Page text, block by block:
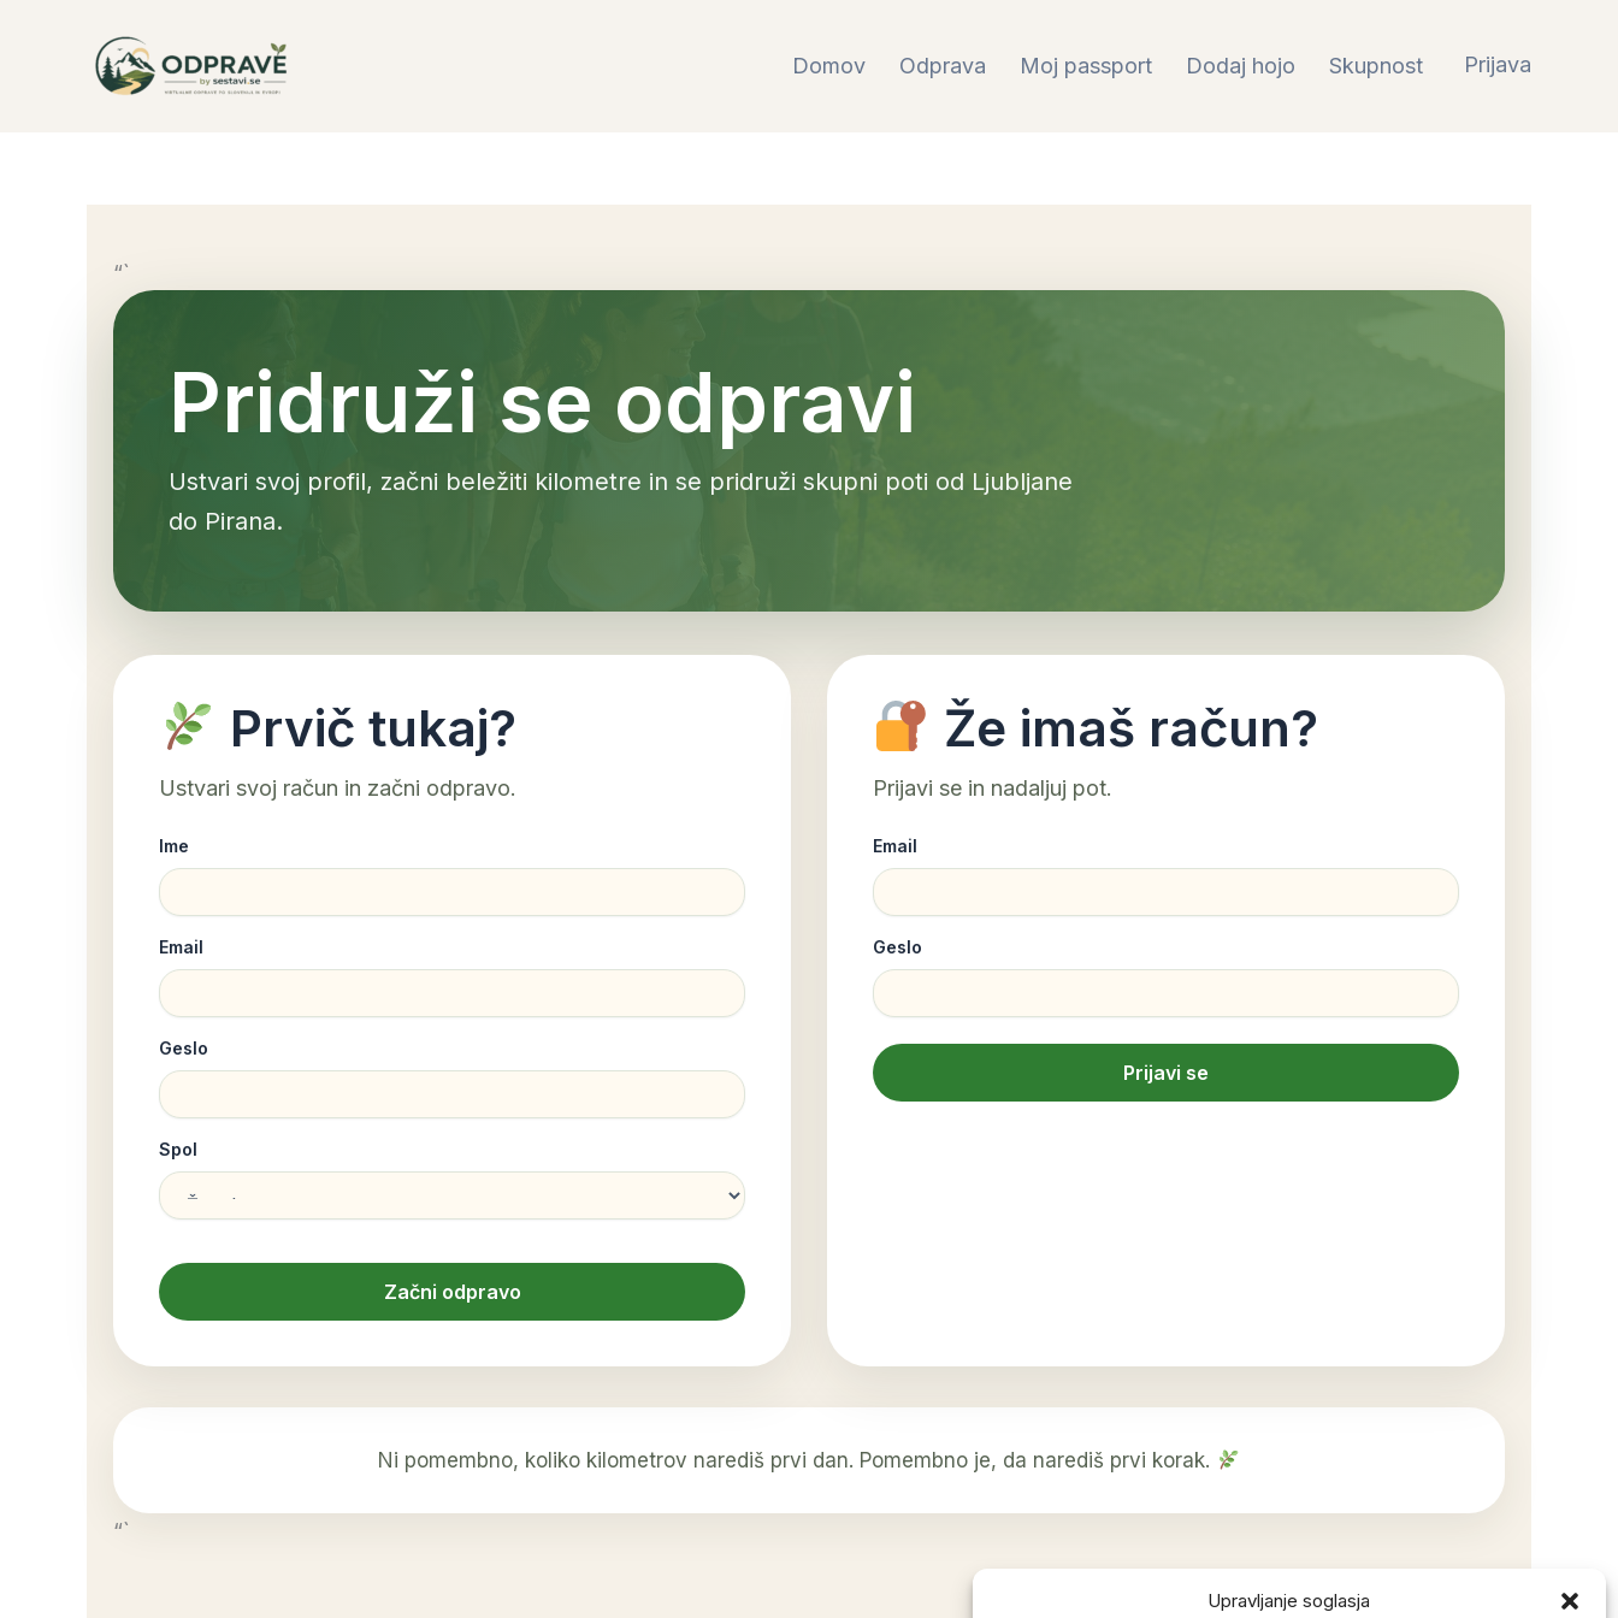
Upravljanje soglasja
Domov Odprava Moj passport Dodaj hojo Skupnost Prijava
“`
Pridruži se odpravi
Ustvari svoj profil, začni beležiti kilometre in se pridruži skupni poti od Ljubljane
do Pirana.
Prvič tukaj?
Ustvari svoj račun in začni odpravo.
Ime
Email
Geslo
Spol
Začni odpravo
Že imaš račun?
Prijavi se in nadaljuj pot.
Email
Geslo
Prijavi se
Ni pomembno, koliko kilometrov narediš prvi dan. Pomembno je, da narediš prvi korak.
“`